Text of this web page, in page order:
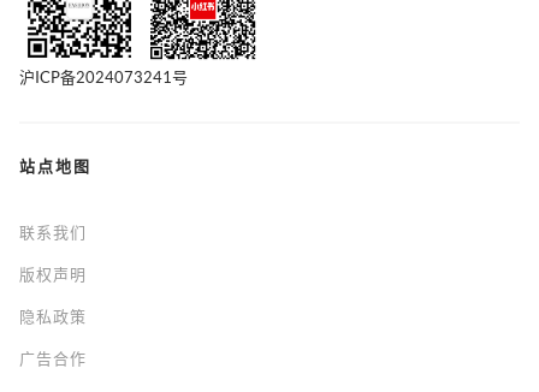
沪ICP备2024073241号
站点地图
联系我们
版权声明
隐私政策
广告合作